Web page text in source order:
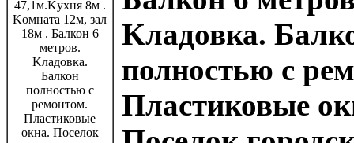
Kлaдовка.
полностью с
Плaстиковые